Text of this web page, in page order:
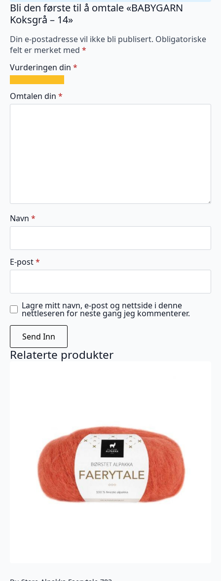
Bli den første til å omtale «BABYGARN
Koksgrå – 14»
Din e-postadresse vil ikke bli publisert. Obligatoriske
felt er merket med *
Vurderingen din *
av
5
av
5
av
5
av
5
av
5
Omtalen din *
Navn *
E-post*
Lagre mitt navn, e-post og nettside i denne
nettleseren for neste gang jeg kommenterer.
Relaterte produkter